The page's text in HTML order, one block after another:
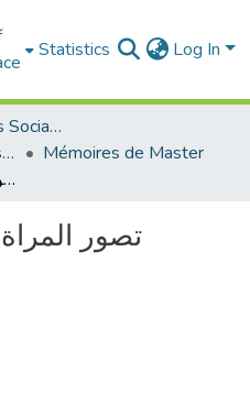
Statistics Log In
Faculté des Sciences Sociales
Département des sciences sociales
Mémoires de Master
تصور المراة حول سرطان الثدي
تصور